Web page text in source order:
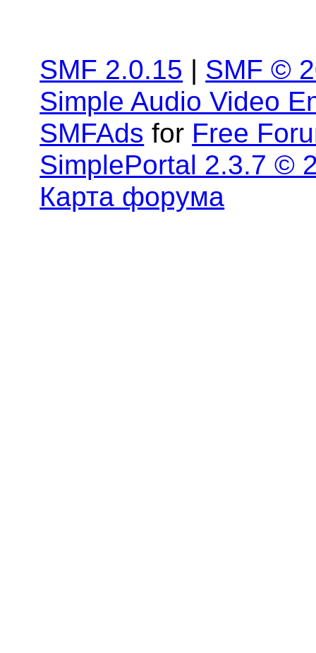
SMF 2.0.15 | SMF ©
Simple Audio Video
SMFAds for Free
SimplePortal 2.3.7 ©
Карта форума